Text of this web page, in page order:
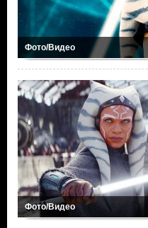
Фото/Видео
Фото/Видео